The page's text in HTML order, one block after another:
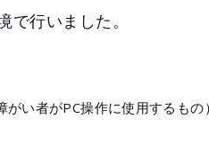
で行いました。
い者がPC操作に使用するもの